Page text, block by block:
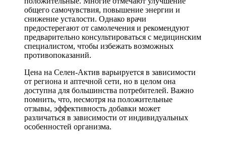
общего самочувствия, повышение энергии и
снижение усталости. Однако врачи
предостерегают от самолечения и рекомендуют
предварительно консультироваться с медицинским
специалистом, чтобы избежать возможных
противопоказаний.
Цена на Селен-Актив варьируется в зависимости
от региона и аптечной сети, но в целом она
доступна для большинства потребителей. Важно
помнить, что, несмотря на положительные
отзывы, эффективность добавки может
различаться в зависимости от индивидуальных
особенностей организма.